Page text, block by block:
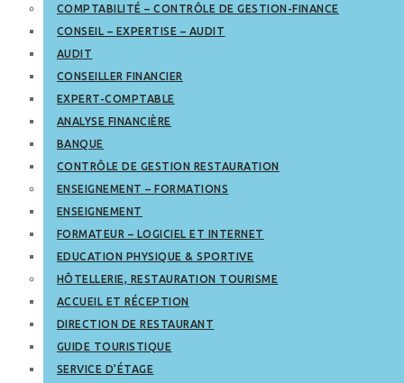
COMPTABILITÉ – CONTRÔLE DE GESTION-FINANCE
CONSEIL – EXPERTISE – AUDIT
AUDIT
CONSEILLER FINANCIER
EXPERT-COMPTABLE
ANALYSE FINANCIÈRE
BANQUE
CONTRÔLE DE GESTION RESTAURATION
ENSEIGNEMENT – FORMATIONS
ENSEIGNEMENT
FORMATEUR – LOGICIEL ET INTERNET
EDUCATION PHYSIQUE & SPORTIVE
HÔTELLERIE, RESTAURATION TOURISME
ACCUEIL ET RÉCEPTION
DIRECTION DE RESTAURANT
GUIDE TOURISTIQUE
SERVICE D’ÉTAGE